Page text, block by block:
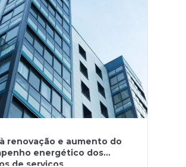
renovação e aumento do
energético dos
de serviços